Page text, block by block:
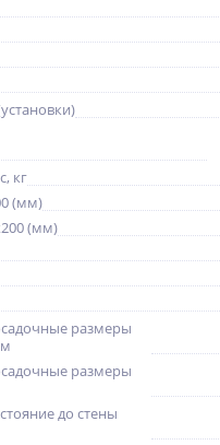
кг
(мм)
(мм)
размеры
размеры
до стены